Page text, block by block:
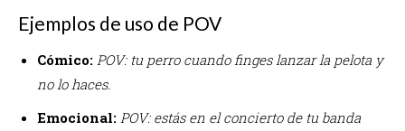
Ejemplos de uso de POV
Cómico: POV: tu perro cuando finges lanzar la pelota y
no lo haces.
Emocional: POV: estás en el concierto de tu banda